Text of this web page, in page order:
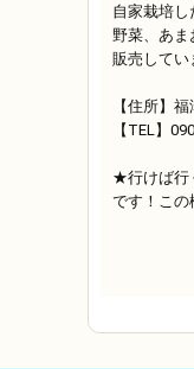
自家栽培し
野菜、あま
販売してい
【住所】
【TEL】
★行けば行
です！この